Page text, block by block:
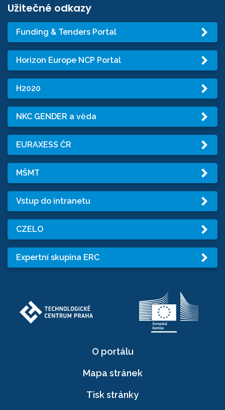
Užitečné odkazy
Funding & Tenders Portal
Horizon Europe NCP Portal
H2020
NKC GENDER a věda
EURAXESS ČR
MŠMT
Vstup do intranetu
CZELO
Expertní skupina ERC
O portálu
Mapa stránek
Tisk stránky